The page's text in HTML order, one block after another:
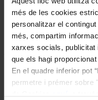
més de les cookies
personalitzar el
més, compartim
xarxes socials, publicitat
que els hagi
En el quadre inferior pot
permetre i prémer sobre
debut als 100
Coneix la nostra
I gaudeix a més dels
20% als concerts del
Descomptes a altres